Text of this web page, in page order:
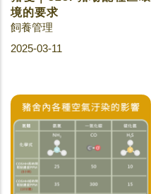
境的要求
飼養管理
2025-03-11